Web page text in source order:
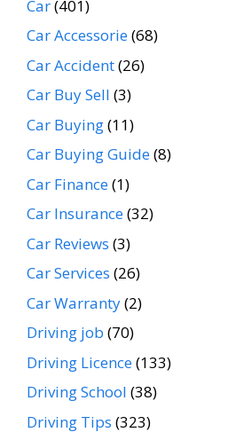
Car(401)
Car Accessorie(68)
Car Accident(26)
Car Buy Sell (3)
Car Buying(11)
Car Buying Guide(8)
Car Finance(1)
Car Insurance(32)
Car Reviews (3)
Car Services (26)
Car Warranty(2)
Driving job (70)
Driving Licence(133)
Driving School (38)
Driving Tips (323)